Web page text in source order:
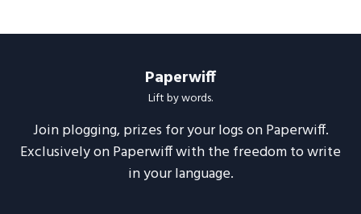
Paperwiff
Lift by words.
Join plogging, prizes for your logs on Paperwiff.
Exclusively on Paperwiff with the freedom to write
in your language.